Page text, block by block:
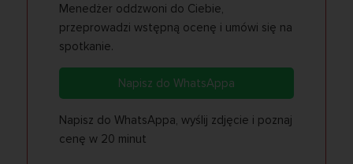
Menedżer oddzwoni do Ciebie,
przeprowadzi wstępną ocenę i umówi się na
spotkanie.
Napisz do WhatsAppa
Napisz do WhatsAppa, wyślij zdjęcie i poznaj
cenę w 20 minut